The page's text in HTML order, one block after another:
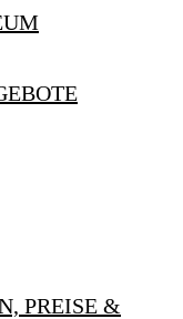
PREISE &